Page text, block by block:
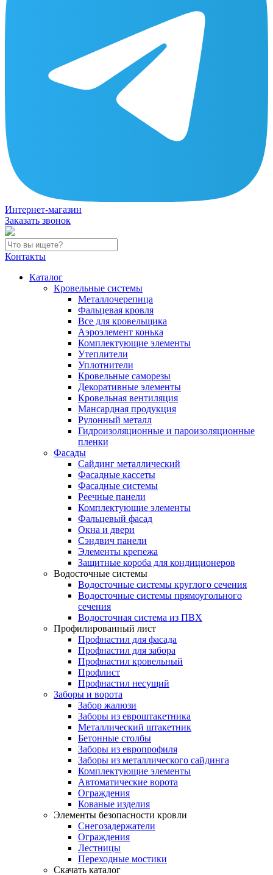
Интернет-магазин
Заказать звонок
Контакты
Каталог
Кровельные системы
Металлочерепица
Фальцевая кровля
Все для кровельщика
Аэроэлемент конька
Комплектующие элементы
Утеплители
Уплотнители
Кровельные саморезы
Декоративные элементы
Кровельная вентиляция
Мансардная продукция
Рулонный металл
Гидроизоляционные и пароизоляционные
пленки
Фасады
Сайдинг металлический
Фасадные кассеты
Фасадные системы
Реечные панели
Комплектующие элементы
Фальцевый фасад
Окна и двери
Сэндвич панели
Элементы крепежа
Защитные короба для кондиционеров
Водосточные системы
Водосточные системы круглого сечения
Водосточные системы прямоугольного
сечения
Водосточная система из ПВХ
Профилированный лист
Профнастил для фасада
Профнастил для забора
Профнастил кровельный
Профлист
Профнастил несущий
Заборы и ворота
Забор жалюзи
Заборы из евроштакетника
Металлический штакетник
Бетонные столбы
Заборы из европрофиля
Заборы из металлического сайдинга
Комплектующие элементы
Автоматические ворота
Ограждения
Кованые изделия
Элементы безопасности кровли
Снегозадержатели
Ограждения
Лестницы
Переходные мостики
Скачать каталог